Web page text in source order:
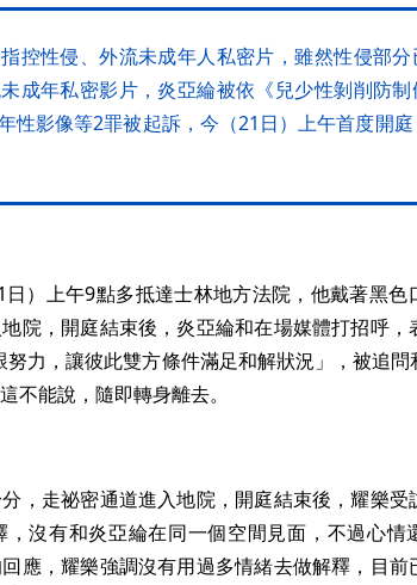
控性侵、外流未成年人私密片，雖然性侵部分
成年私密影片，炎亞綸被依《兒少性剝削防制
性影像等2罪被起訴，今（21日）上午首度開
）上午9點多抵達士林地方法院，他戴著黑色
院，開庭結束後，炎亞綸和在場媒體打招呼，
努力，讓彼此雙方條件滿足和解狀況」，被追問
不能說，隨即轉身離去。
，走祕密通道進入地院，開庭結束後，耀樂受
，沒有和炎亞綸在同一個空間見面，不過心情
應，耀樂強調沒有用過多情緒去做解釋，目前